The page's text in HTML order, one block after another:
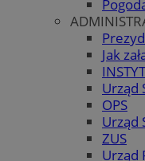
Jak
Urząd
OPS
Urząd
ZUS
Urząd